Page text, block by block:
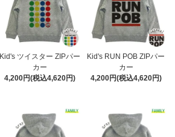
Kid's ツイスター ZIPパー
カー
4,200円(税込4,620円)
Kid's RUN POB ZIPパー
カー
4,200円(税込4,620円)